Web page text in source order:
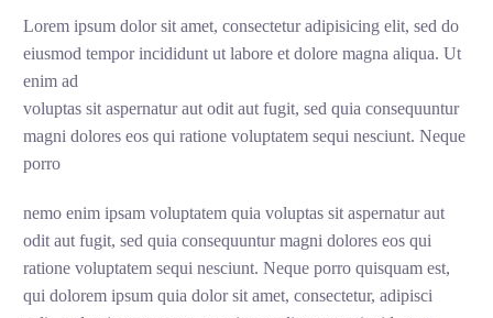
Lorem ipsum dolor sit amet, consectetur adipisicing elit, sed do
eiusmod tempor incididunt ut labore et dolore magna aliqua. Ut
enim ad
voluptas sit aspernatur aut odit aut fugit, sed quia consequuntur
magni dolores eos qui ratione voluptatem sequi nesciunt. Neque
porro
nemo enim ipsam voluptatem quia voluptas sit aspernatur aut
odit aut fugit, sed quia consequuntur magni dolores eos qui
ratione voluptatem sequi nesciunt. Neque porro quisquam est,
qui dolorem ipsum quia dolor sit amet, consectetur, adipisci